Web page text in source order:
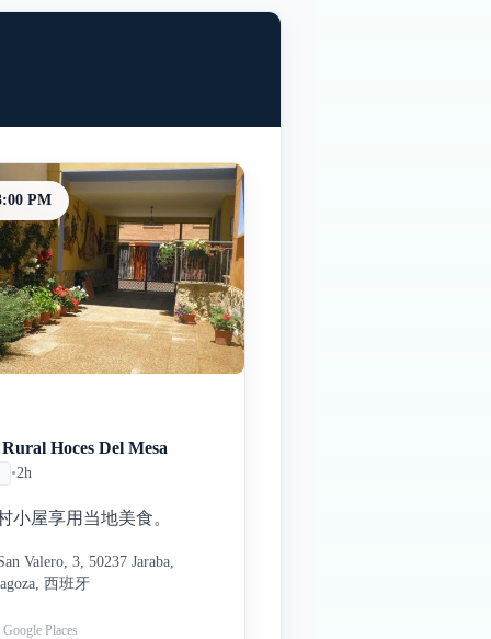
PM
Hoces Del Mesa
•2h
小屋享用当地美食。
Valero, 3, 50237 Jaraba,
西班牙
Google Places